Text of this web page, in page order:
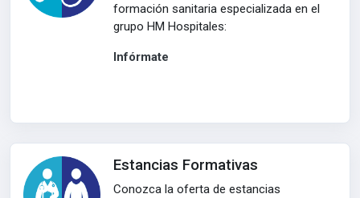
formación sanitaria especializada en el
grupo HM Hospitales:
Infórmate
Estancias Formativas
Conozca la oferta de estancias